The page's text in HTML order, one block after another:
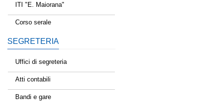
ITI "E. Maiorana"
Corso serale
SEGRETERIA
Uffici di segreteria
Atti contabili
Bandi e gare